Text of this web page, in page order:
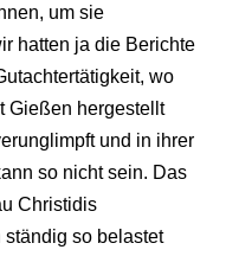
um sie
hatten ja die Berichte
wo
Gießen hergestellt
und in ihrer
so nicht sein. Das
Christidis
so belastet